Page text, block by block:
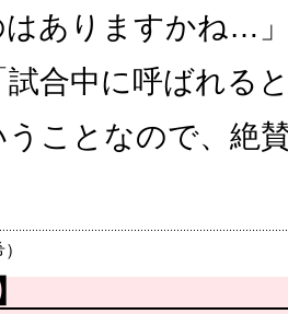
はありますかね…
合中に呼ばれる
ことなので、絶